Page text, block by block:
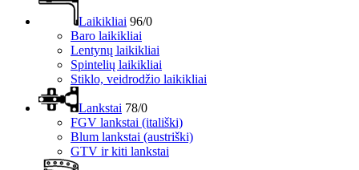
Laikikliai 96/0
Baro laikikliai
Lentynų laikikliai
Spintelių laikikliai
Stiklo, veidrodžio laikikliai
Lankstai 78/0
FGV lankstai (itališki)
Blum lankstai (austriški)
GTV ir kiti lankstai